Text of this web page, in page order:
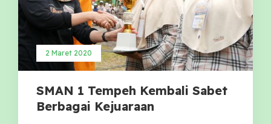
2 Maret 2020
SMAN 1 Tempeh Kembali Sabet
Berbagai Kejuaraan